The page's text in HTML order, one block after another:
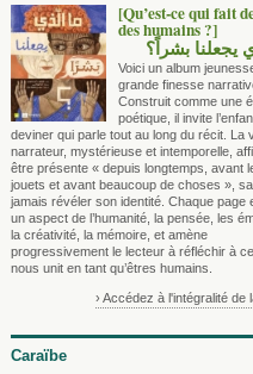
[Qu’est-ce qui fait
des humains ?]
يجعلنا بشراً؟
Voici un album
grande finesse
Construit comme une
poétique, il invite
deviner qui parle tout au long du récit. La
narrateur, mystérieuse et intemporelle,
être présente « depuis longtemps, avant
jouets et avant beaucoup de choses »,
jamais révéler son identité. Chaque page
un aspect de l’humanité, la pensée, les
la créativité, la mémoire, et amène
progressivement le lecteur à réfléchir à
nous unit en tant qu’êtres humains.
› Accédez à l'intégralité de
Caraïbe